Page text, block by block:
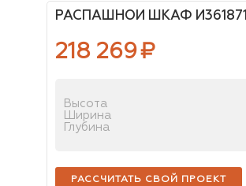
РАСПАШНОЙ ШКАФ И361871
218 269₽
Высота
Ширина
Глубина
РАССЧИТАТЬ СВОЙ ПРОЕКТ